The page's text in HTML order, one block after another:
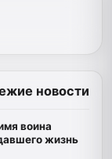
новости
воина
жизнь